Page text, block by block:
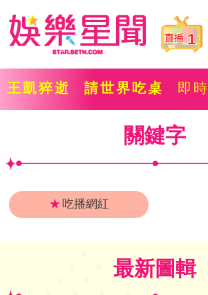
1
王凱猝逝 請世界吃桌 即時
關鍵字
★吃播網紅
最新圖輯